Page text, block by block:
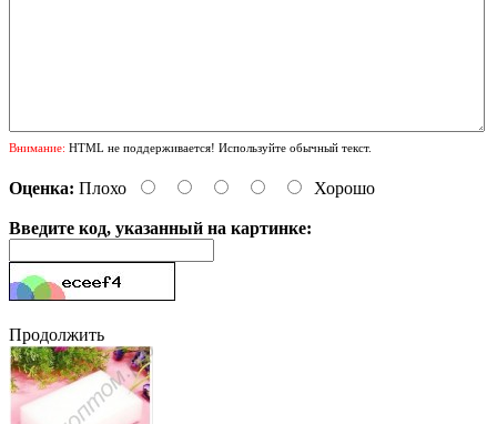
Внимание: HTML не поддерживается! Используйте обычный текст.
Оценка: Плохо Хорошо
Введите код, указанный на картинке:
Продолжить